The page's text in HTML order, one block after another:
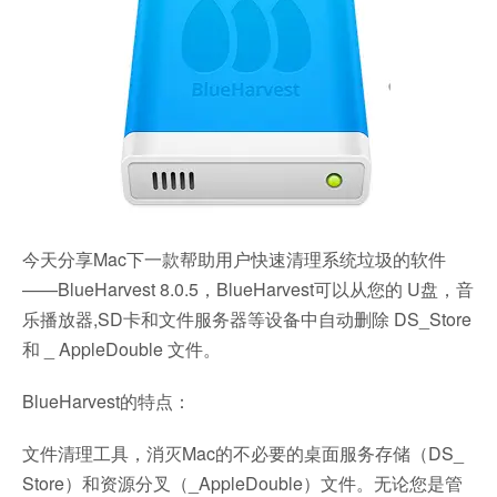
今天分享Mac下一款帮助用户快速清理系统垃圾的软件
——BlueHarvest 8.0.5，BlueHarvest可以从您的 U盘，音
乐播放器,SD卡和文件服务器等设备中自动删除 DS_Store
和 _ AppleDouble 文件。
BlueHarvest的特点：
文件清理工具，消灭Mac的不必要的桌面服务存储（DS_
Store）和资源分叉（_AppleDouble）文件。无论您是管